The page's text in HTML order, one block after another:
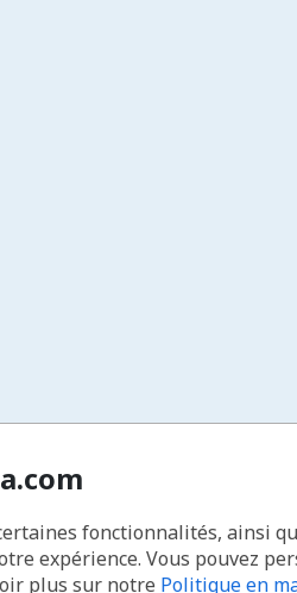
fonctionnalités, ainsi
expérience. Vous pouvez
plus sur notre Politique en